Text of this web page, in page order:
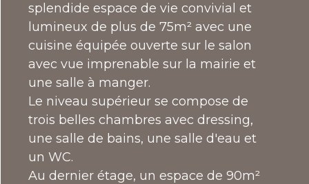
splendide espace de vie convivial et
lumineux de plus de 75m² avec une
cuisine équipée ouverte sur le salon
avec vue imprenable sur la mairie et
une salle à manger.
Le niveau supérieur se compose de
trois belles chambres avec dressing,
une salle de bains, une salle d'eau et
un WC.
Au dernier étage, un espace de 90m²